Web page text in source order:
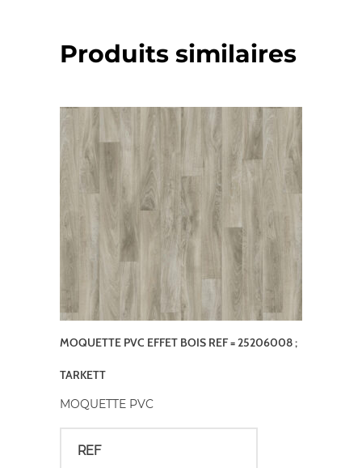
Produits similaires
MOQUETTE PVC EFFET BOIS REF = 25206008 ;
TARKETT
MOQUETTE PVC
REF